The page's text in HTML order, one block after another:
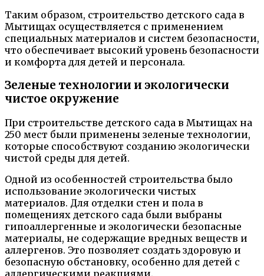
Таким образом, строительство детского сада в
Мытищах осуществляется с применением
специальных материалов и систем безопасности,
что обеспечивает высокий уровень безопасности
и комфорта для детей и персонала.
Зеленые технологии и экологически
чистое окружение
При строительстве детского сада в Мытищах на
250 мест были применены зеленые технологии,
которые способствуют созданию экологически
чистой среды для детей.
Одной из особенностей строительства было
использование экологически чистых
материалов. Для отделки стен и пола в
помещениях детского сада были выбраны
гипоаллергенные и экологически безопасные
материалы, не содержащие вредных веществ и
аллергенов. Это позволяет создать здоровую и
безопасную обстановку, особенно для детей с